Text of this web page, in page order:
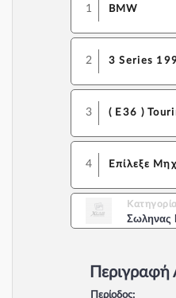
1 BMW
2 3 Series
3 ( E36 )
4 Επίλεξε
Κατηγορία
Σωληνας
Περιγραφή
Περίοδος: